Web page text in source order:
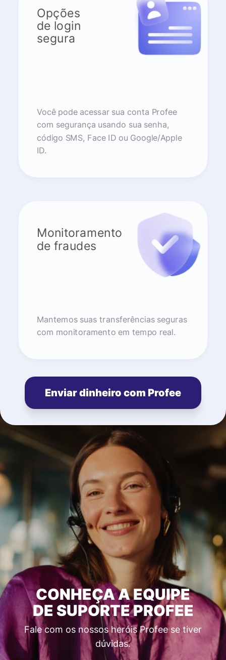
Opções
de login
segura
Você pode acessar sua conta Profee
com segurança usando sua senha,
código SMS, Face ID ou Google/Apple
ID.
Monitoramento
de fraudes
Mantemos suas transferências seguras
com monitoramento em tempo real.
Enviar dinheiro com Profee
CONHEÇA A EQUIPE
DE SUPORTE PROFEE
Fale com os nossos heróis Profee se tiver
dúvidas.